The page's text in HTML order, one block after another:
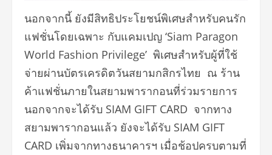
นอกจากนี้ ยังมีสิทธิประโยชน์พิเศษสำหรับคนรัก
แฟชั่นโดยเฉพาะ กับแคมเปญ ‘Siam Paragon
World Fashion Privilege’ พิเศษสำหรับผู้ที่ใช้
จ่ายผ่านบัตรเครดิตวันสยามกสิกรไทย ณ ร้าน
ค้าแฟชั่นภายในสยามพารากอนที่ร่วมรายการ
นอกจากจะได้รับ SIAM GIFT CARD จากทาง
สยามพารากอนแล้ว ยังจะได้รับ SIAM GIFT
CARD เพิ่มจากทางธนาคารฯ เมื่อช้อปครบตามที่